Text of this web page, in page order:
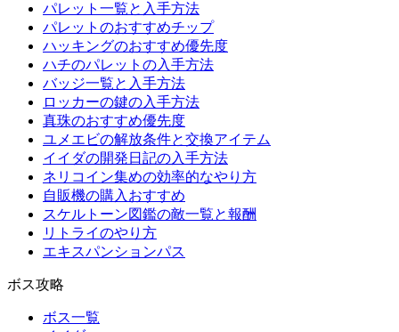
パレット一覧と入手方法
パレットのおすすめチップ
ハッキングのおすすめ優先度
ハチのパレットの入手方法
バッジ一覧と入手方法
ロッカーの鍵の入手方法
真珠のおすすめ優先度
ユメエビの解放条件と交換アイテム
イイダの開発日記の入手方法
ネリコイン集めの効率的なやり方
自販機の購入おすすめ
スケルトーン図鑑の敵一覧と報酬
リトライのやり方
エキスパンションパス
ボス攻略
ボス一覧